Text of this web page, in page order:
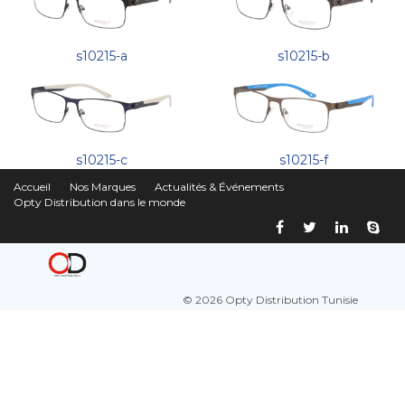
s10215-a s10215-b
s10215-c s10215-f
Accueil Nos Marques
Actualités & Événements
Opty Distribution dans le monde
© 2026 Opty Distribution Tunisie